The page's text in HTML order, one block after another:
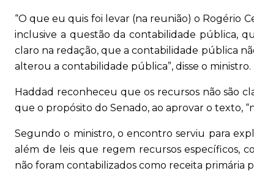
“O que eu quis foi levar (na reunião) o Rogério
inclusive a questão da contabilidade pública,
claro na redação, que a contabilidade pública
alterou a contabilidade pública”, disse o ministro.
Haddad reconheceu que os recursos não são
que o propósito do Senado, ao aprovar o texto,
Segundo o ministro, o encontro serviu para
além de leis que regem recursos específicos,
não foram contabilizados como receita primária